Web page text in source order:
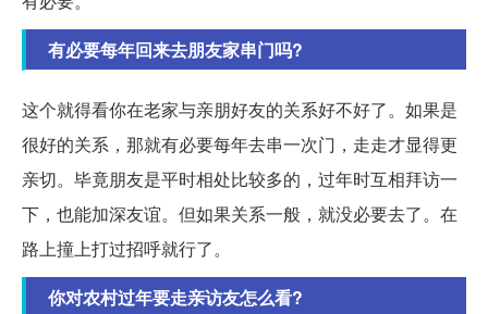
有必要每年回来去朋友家串门吗?
这个就得看你在老家与亲朋好友的关系好不好了。如果是
很好的关系，那就有必要每年去串一次门，走走才显得更
亲切。毕竟朋友是平时相处比较多的，过年时互相拜访一
下，也能加深友谊。但如果关系一般，就没必要去了。在
路上撞上打过招呼就行了。
你对农村过年要走亲访友怎么看?